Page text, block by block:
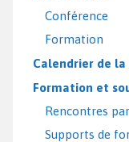
Conférence
Formation
Calendrier de la
Formation et
Rencontres
Supports de